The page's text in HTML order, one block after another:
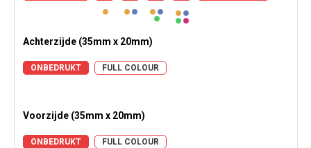
Achterzijde (35mm x 20mm)
ONBEDRUKT FULL COLOUR
Voorzijde (35mm x 20mm)
ONBEDRUKT FULL COLOUR